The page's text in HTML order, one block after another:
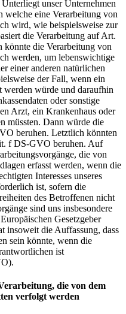
unser Unternehmen
welche eine Verarbeitung von
wird, wie beispielsweise zur
die Verarbeitung auf Art.
die Verarbeitung von
werden, um lebenswichtige
einer anderen natürlichen
der Fall, wenn ein
werden würde und daraufhin
oder sonstige
Arzt, ein Krankenhaus oder
müssten. Dann würde die
beruhen. Letztlich könnten
f DS-GVO beruhen. Auf
die von
erfasst werden, wenn die
Interesses unseres
ist, sofern die
des Betroffenen nicht
sind uns insbesondere
Gesetzgeber
insoweit die Auffassung, dass
sein könnte, wenn die
ist
die von dem
verfolgt werden